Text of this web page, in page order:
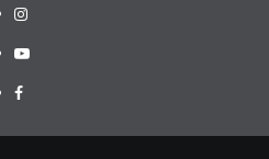
Instagram
Youtube
Facebook